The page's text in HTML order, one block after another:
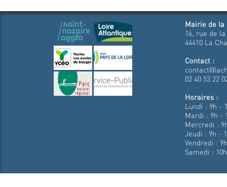
Mairie de la
16, rue de
44410 La
Contact :
02 40 53 22
Horaires :
Lundi : 9h -
Mardi : 9h -
Mercredi :
Jeudi : 9h -
Vendredi :
Samedi :